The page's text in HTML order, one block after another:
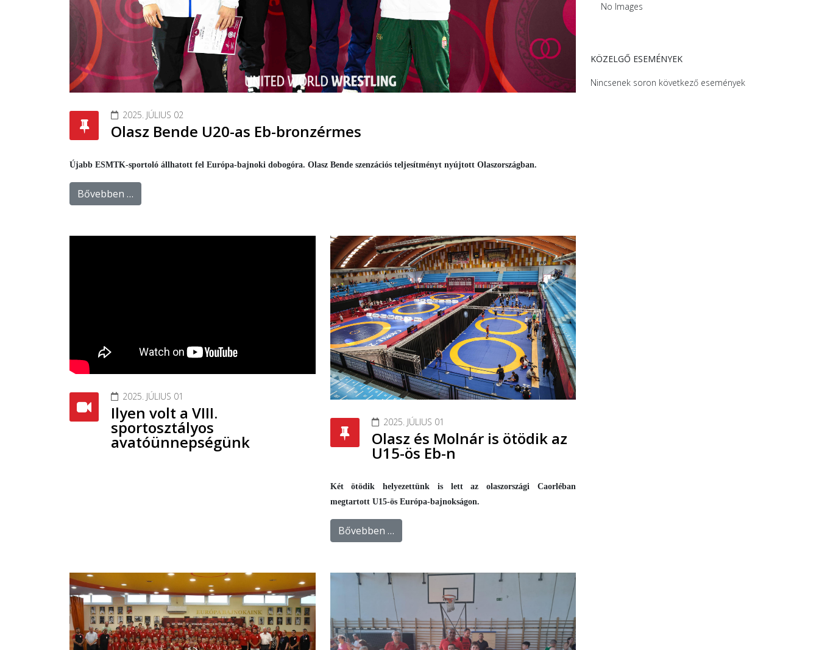
2025. JÚLIUS 02
Olasz Bende U20-as Eb-bronzérmes
Újabb ESMTK-sportoló állhatott fel Európa-bajnoki dobogóra. Olasz Bende szenzációs teljesítményt nyújtott Olaszországban.
Bővebben …
2025. JÚLIUS 01
Ilyen volt a VIII.
sportosztályos
avatóünnepségünk
2025. JÚLIUS 01
Olasz és Molnár is ötödik az
U15-ös Eb-n
Két ötödik helyezettünk is lett az olaszországi Caorléban
megtartott U15-ös Európa-bajnokságon.
Bővebben …
No Images
KÖZELGŐ ESEMÉNYEK
Nincsenek soron következő események